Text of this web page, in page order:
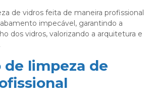
de vidros feita de maneira profissional
impecável, garantindo a
dos vidros, valorizando a arquitetura e
de limpeza de